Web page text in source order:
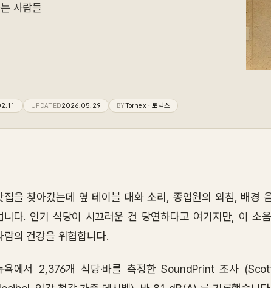
사람들
UPDATED2026.05.29 BYTornex · 토넥스
집을 찾아갔는데 옆 테이블 대화 소리, 종업원의 외침, 배경
니다. 인기 식당이 시끄러운 건 당연하다고 여기지만, 이 소
람의 건강을 위협합니다.
욕에서 2,376개 식당·바를 측정한 SoundPrint 조사